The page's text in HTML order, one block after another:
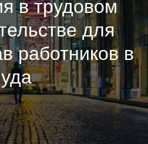
в трудовом
для
работников в
уда